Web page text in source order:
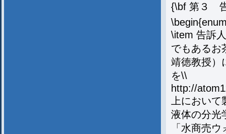
{\bf 第３
\item 告訴
でもあるお
靖徳教授）
を\\
http://
上におい
液体の分光
「水商売